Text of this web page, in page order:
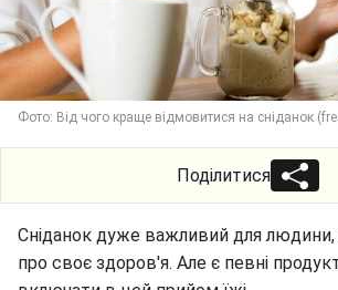
Фото: Від чого краще відмовитися на сніданок
Поділитися
Сніданок дуже важливий для людини,
про своє здоров'я. Але є певні